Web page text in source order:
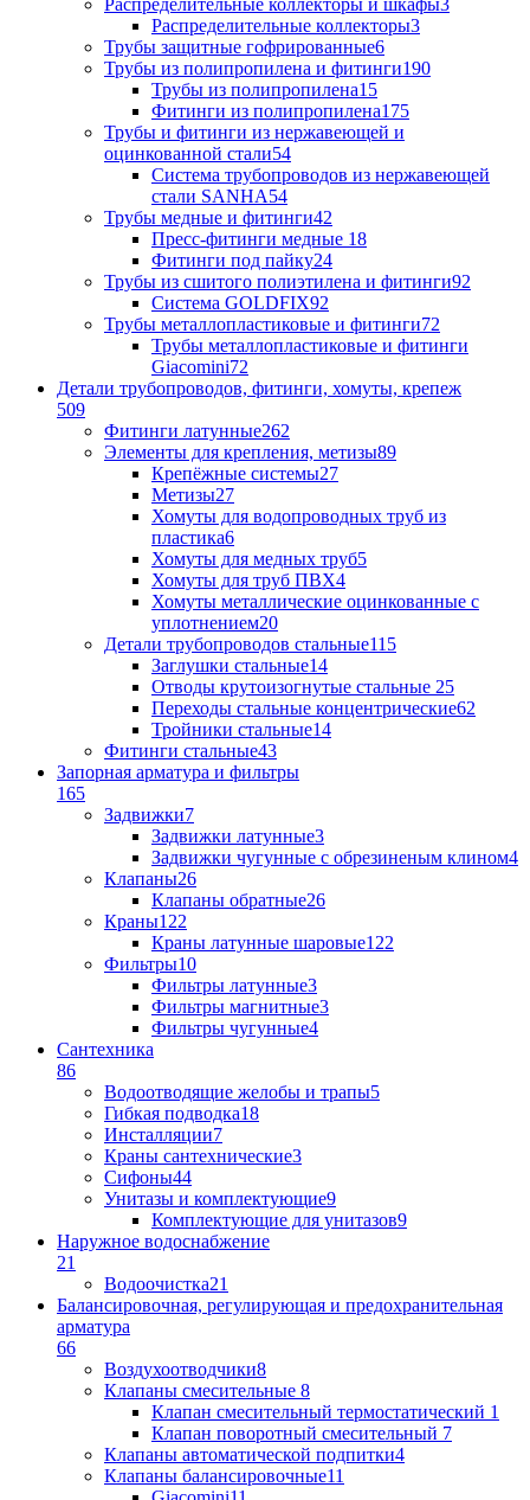
Распределительные коллекторы и шкафы3
Распределительные коллекторы3
Трубы защитные гофрированные6
Трубы из полипропилена и фитинги190
Трубы из полипропилена15
Фитинги из полипропилена175
Трубы и фитинги из нержавеющей и
оцинкованной стали54
Система трубопроводов из нержавеющей
стали SANHA54
Трубы медные и фитинги42
Пресс-фитинги медные 18
Фитинги под пайку24
Трубы из сшитого полиэтилена и фитинги92
Система GOLDFIX92
Трубы металлопластиковые и фитинги72
Трубы металлопластиковые и фитинги
Giacomini72
Детали трубопроводов, фитинги, хомуты, крепеж
509
Фитинги латунные262
Элементы для крепления, метизы89
Крепёжные системы27
Метизы27
Хомуты для водопроводных труб из
пластика6
Хомуты для медных труб5
Хомуты для труб ПВХ4
Хомуты металлические оцинкованные с
уплотнением20
Детали трубопроводов стальные115
Заглушки стальные14
Отводы крутоизогнутые стальные 25
Переходы стальные концентрические62
Тройники стальные14
Фитинги стальные43
Запорная арматура и фильтры
165
Задвижки7
Задвижки латунные3
Задвижки чугунные с обрезиненым клином4
Клапаны26
Клапаны обратные26
Краны122
Краны латунные шаровые122
Фильтры10
Фильтры латунные3
Фильтры магнитные3
Фильтры чугунные4
Сантехника
86
Водоотводящие желобы и трапы5
Гибкая подводка18
Инсталляции7
Краны сантехнические3
Сифоны44
Унитазы и комплектующие9
Комплектующие для унитазов9
Наружное водоснабжение
21
Водоочистка21
Балансировочная, регулирующая и предохранительная
арматура
66
Воздухоотводчики8
Клапаны cмесительные 8
Клапан cмесительный термостатический 1
Клапан поворотный cмесительный 7
Клапаны автоматической подпитки4
Клапаны балансировочные11